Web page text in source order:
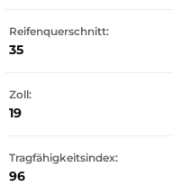
Reifenquerschnitt:
35
Zoll:
19
Tragfähigkeitsindex:
96